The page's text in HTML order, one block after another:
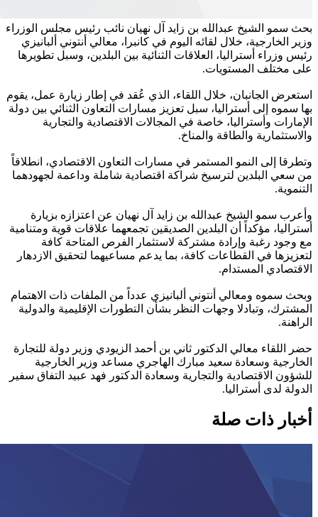
بحث سمو الشيخ عبدالله بن زايد آل نهيان نائب رئيس مجلس الوزراء
وزير الخارجية، خلال لقائه اليوم في كانبرا، معالي أنتوني ألبانيزي
رئيس وزراء أستراليا، العلاقات الثنائية بين البلدين، وسبل تطويرها
على مختلف المستويات.
استعرض الجانبان، خلال اللقاء، الذي عُقد في إطار زيارة عمل، يقوم
بها سموه إلى أستراليا، سبل تعزيز مسارات التعاون الثنائي بين دولة
الإمارات وأستراليا، خاصة في المجالات الاقتصادية والتجارية
والاستثمارية والطاقة والمناخ.
وتطرقا إلى النمو المستمر في مسارات التعاون الاقتصادي، انطلاقاً
من سعي البلدين لترسيخ شراكة اقتصادية شاملة وداعمة لجهودهما
التنموية.
وأعرب سمو الشيخ عبدالله بن زايد آل نهيان عن اعتزازه بزيارة
أستراليا، مؤكداً أن البلدين الصديقين تجمعهما علاقات قوية ومتنامية
مع وجود رغبة وإرادة مشتركة لاستثمار الفرص المتاحة كافة
لتعزيزها في القطاعات كافة، بما يدعم مساعيهما لتحقيق الازدهار
الاقتصادي المستدام.
وبحث سموه ومعالي أنتوني ألبانيزي عدداً من الملفات ذات الاهتمام
المشترك، وتبادلا وجهات النظر بشأن التطورات الإقليمية والدولية
الراهنة.
حضر اللقاء معالي الدكتور ثاني بن أحمد الزيودي وزير دولة للتجارة
الخارجية وسعادة سعيد مبارك الهاجري مساعد وزير الخارجية
للشؤون الاقتصادية والتجارية وسعادة الدكتور فهد عبيد التفاق سفير
الدولة لدى أستراليا.
أخبار ذات صلة